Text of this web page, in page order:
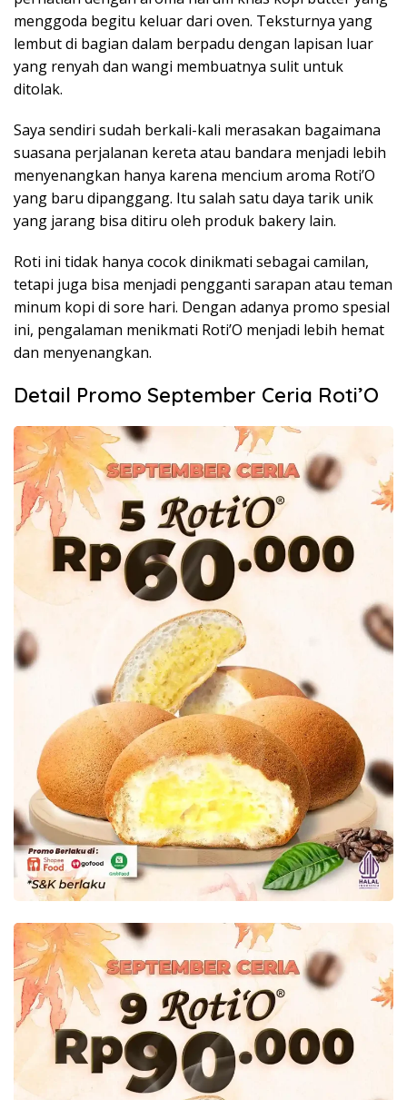
menggoda begitu keluar dari oven. Teksturnya yang
lembut di bagian dalam berpadu dengan lapisan luar
yang renyah dan wangi membuatnya sulit untuk
ditolak.
Saya sendiri sudah berkali-kali merasakan bagaimana
suasana perjalanan kereta atau bandara menjadi lebih
menyenangkan hanya karena mencium aroma Roti’O
yang baru dipanggang. Itu salah satu daya tarik unik
yang jarang bisa ditiru oleh produk bakery lain.
Roti ini tidak hanya cocok dinikmati sebagai camilan,
tetapi juga bisa menjadi pengganti sarapan atau teman
minum kopi di sore hari. Dengan adanya promo spesial
ini, pengalaman menikmati Roti’O menjadi lebih hemat
dan menyenangkan.
Detail Promo September Ceria Roti’O